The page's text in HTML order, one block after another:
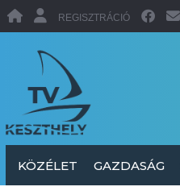
REGISZTRÁCIÓ
KÖZÉLET GAZDASÁG